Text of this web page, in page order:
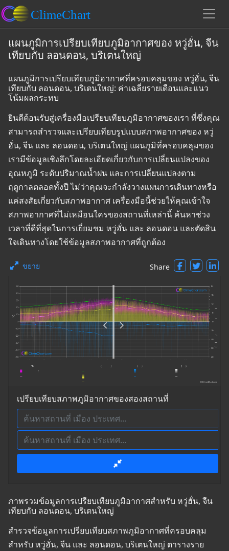
แผนภูมิการเปรียบเทียบภูมิอากาศของ หวู่ฮั่น, จีน
เทียบกับ ลอนดอน, บริเตนใหญ่
แผนภูมิการเปรียบเทียบภูมิอากาศที่ครอบคลุมของ หวู่ฮั่น, จีน
เทียบกับ ลอนดอน, บริเตนใหญ่: ค่าเฉลี่ยรายเดือนและแนว
โน้มผลกระทบ
ยินดีต้อนรับสู่เครื่องมือเปรียบเทียบภูมิอากาศของเรา ที่ซึ่งคุณ
สามารถสำรวจและเปรียบเทียบรูปแบบสภาพอากาศของ หวู่
ฮั่น, จีน และ ลอนดอน, บริเตนใหญ่ แผนภูมิที่ครอบคลุมของ
เรามีข้อมูลเชิงลึกโดยละเอียดเกี่ยวกับการเปลี่ยนแปลงของ
อุณหภูมิ ระดับปริมาณน้ำฝน และการเปลี่ยนแปลงตาม
ฤดูกาลตลอดทั้งปี ไม่ว่าคุณจะกำลังวางแผนการเดินทางหรือ
แค่สงสัยเกี่ยวกับสภาพอากาศ เครื่องมือนี้ช่วยให้คุณเข้าใจ
สภาพอากาศที่ไม่เหมือนใครของสถานที่เหล่านี้ ค้นหาช่วง
เวลาที่ดีที่สุดในการเยี่ยมชม หวู่ฮั่น และ ลอนดอน และตัดสิน
ใจเดินทางโดยใช้ข้อมูลสภาพอากาศที่ถูกต้อง
ขยาย Share
เปรียบเทียบสภาพภูมิอากาศของสองสถานที่
ภาพรวมข้อมูลการเปรียบเทียบภูมิอากาศสำหรับ หวู่ฮั่น, จีน
เทียบกับ ลอนดอน, บริเตนใหญ่
สำรวจข้อมูลการเปรียบเทียบสภาพภูมิอากาศที่ครอบคลุม
สำหรับ หวู่ฮั่น, จีน และ ลอนดอน, บริเตนใหญ่ ตารางราย